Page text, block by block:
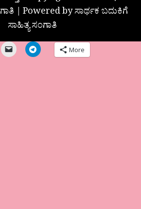
| Powered by ಸಾರ್ಥಕ ಬದುಕಿಗೆ
ಸಾಹಿತ್ಯ ಸಂಗಾತಿ
More